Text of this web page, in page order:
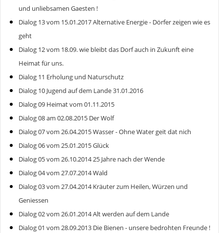
und unliebsamen Gaesten !
Dialog 13 vom 15.01.2017 Alternative Energie - Dörfer zeigen wie es
geht
Dialog 12 vom 18.09. wie bleibt das Dorf auch in Zukunft eine
Heimat für uns.
Dialog 11 Erholung und Naturschutz
Dialog 10 Jugend auf dem Lande 31.01.2016
Dialog 09 Heimat vom 01.11.2015
Dialog 08 am 02.08.2015 Der Wolf
Dialog 07 vom 26.04.2015 Wasser - Ohne Water geit dat nich
Dialog 06 vom 25.01.2015 Glück
Dialog 05 vom 26.10.2014 25 Jahre nach der Wende
Dialog 04 vom 27.07.2014 Wald
Dialog 03 vom 27.04.2014 Kräuter zum Heilen, Würzen und
Geniessen
Dialog 02 vom 26.01.2014 Alt werden auf dem Lande
Dialog 01 vom 28.09.2013 Die Bienen - unsere bedrohten Freunde !